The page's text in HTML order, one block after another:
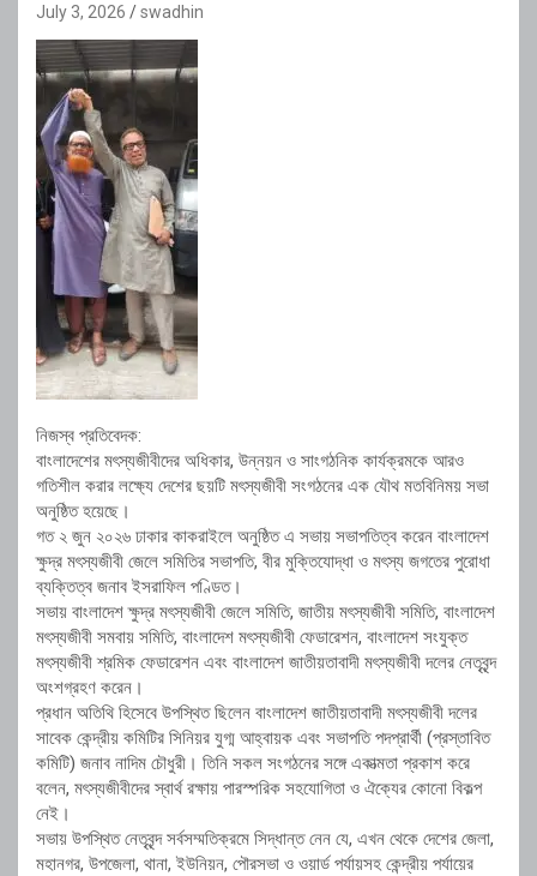
July 3, 2026 swadhin
নিজস্ব প্রতিবেদক:
বাংলাদেশের মৎস্যজীবীদের অধিকার, উন্নয়ন ও সাংগঠনিক কার্যক্রমকে আরও
গতিশীল করার লক্ষ্যে দেশের ছয়টি মৎস্যজীবী সংগঠনের এক যৌথ মতবিনিময় সভা
অনুষ্ঠিত হয়েছে।
গত ২ জুন ২০২৬ ঢাকার কাকরাইলে অনুষ্ঠিত এ সভায় সভাপতিত্ব করেন বাংলাদেশ
ক্ষুদ্র মৎস্যজীবী জেলে সমিতির সভাপতি, বীর মুক্তিযোদ্ধা ও মৎস্য জগতের পুরোধা
ব্যক্তিত্ব জনাব ইসরাফিল পণ্ডিত।
সভায় বাংলাদেশ ক্ষুদ্র মৎস্যজীবী জেলে সমিতি, জাতীয় মৎস্যজীবী সমিতি, বাংলাদেশ
মৎস্যজীবী সমবায় সমিতি, বাংলাদেশ মৎস্যজীবী ফেডারেশন, বাংলাদেশ সংযুক্ত
মৎস্যজীবী শ্রমিক ফেডারেশন এবং বাংলাদেশ জাতীয়তাবাদী মৎস্যজীবী দলের নেতৃবৃন্দ
অংশগ্রহণ করেন।
প্রধান অতিথি হিসেবে উপস্থিত ছিলেন বাংলাদেশ জাতীয়তাবাদী মৎস্যজীবী দলের
সাবেক কেন্দ্রীয় কমিটির সিনিয়র যুগ্ম আহ্বায়ক এবং সভাপতি পদপ্রার্থী (প্রস্তাবিত
কমিটি) জনাব নাদিম চৌধুরী। তিনি সকল সংগঠনের সঙ্গে একাত্মতা প্রকাশ করে
বলেন, মৎস্যজীবীদের স্বার্থ রক্ষায় পারস্পরিক সহযোগিতা ও ঐক্যের কোনো বিকল্প
নেই।
সভায় উপস্থিত নেতৃবৃন্দ সর্বসম্মতিক্রমে সিদ্ধান্ত নেন যে, এখন থেকে দেশের জেলা,
মহানগর, উপজেলা, থানা, ইউনিয়ন, পৌরসভা ও ওয়ার্ড পর্যায়সহ কেন্দ্রীয় পর্যায়ের